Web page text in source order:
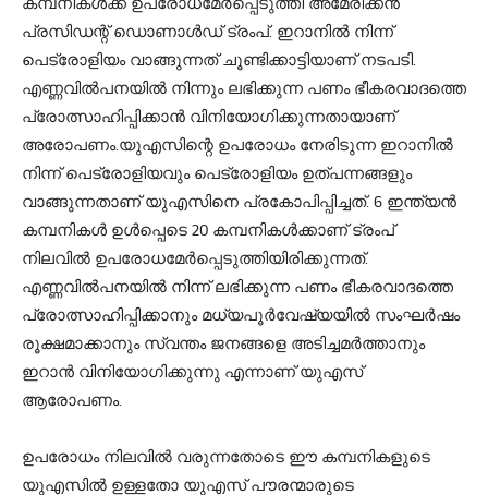
കമ്പനികള്‍ക്ക് ഉപരോധമേര്‍പ്പെടുത്തി അമേരിക്കന്‍
പ്രസിഡന്റ് ഡൊണാള്‍ഡ് ട്രംപ്. ഇറാനില്‍ നിന്ന്
പെട്രോളിയം വാങ്ങുന്നത് ചൂണ്ടിക്കാട്ടിയാണ് നടപടി.
എണ്ണവില്‍പനയില്‍ നിന്നും ലഭിക്കുന്ന പണം ഭീകരവാദത്തെ
പ്രോത്സാഹിപ്പിക്കാന്‍ വിനിയോഗിക്കുന്നതായാണ്
അരോപണം.യുഎസിന്റെ ഉപരോധം നേരിടുന്ന ഇറാനില്‍
നിന്ന് പെട്രോളിയവും പെട്രോളിയം ഉത്പന്നങ്ങളും
വാങ്ങുന്നതാണ് യുഎസിനെ പ്രകോപിപ്പിച്ചത്. 6 ഇന്ത്യന്‍
കമ്പനികള്‍ ഉള്‍പ്പെടെ 20 കമ്പനികള്‍ക്കാണ് ട്രംപ്
നിലവില്‍ ഉപരോധമേര്‍പ്പെടുത്തിയിരിക്കുന്നത്.
എണ്ണവില്‍പനയില്‍ നിന്ന് ലഭിക്കുന്ന പണം ഭീകരവാദത്തെ
പ്രോത്സാഹിപ്പിക്കാനും മധ്യപൂര്‍വേഷ്യയില്‍ സംഘര്‍ഷം
രൂക്ഷമാക്കാനും സ്വന്തം ജനങ്ങളെ അടിച്ചമര്‍ത്താനും
ഇറാന്‍ വിനിയോഗിക്കുന്നു എന്നാണ് യുഎസ്
ആരോപണം.
ഉപരോധം നിലവില്‍ വരുന്നതോടെ ഈ കമ്പനികളുടെ
യുഎസില്‍ ഉള്ളതോ യുഎസ് പൗരന്മാരുടെ